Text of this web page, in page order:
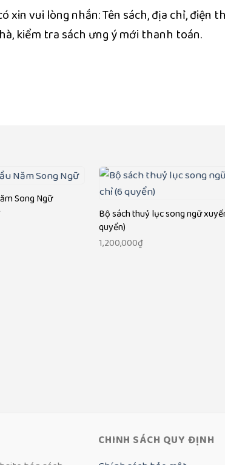
vui lòng nhắn: Tên sách, địa chỉ, điện
kiểm tra sách ưng ý mới thanh toán.
Song Ngữ
Khoảng
Bộ sách thuỷ lục song ngữ
quyển)
1,200,000₫
CHINH SÁCH QUY ĐỊNH